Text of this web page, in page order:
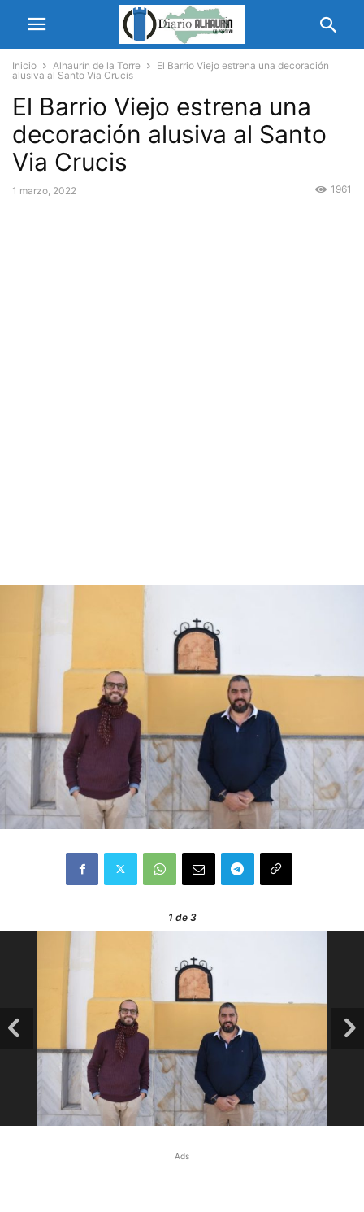
Inicio Alhaurín de la Torre
El Barrio Viejo estrena una decoración
alusiva al Santo Via Crucis
El Barrio Viejo estrena una
decoración alusiva al Santo
Via Crucis
1 marzo, 2022 1961
1de 3
Ads